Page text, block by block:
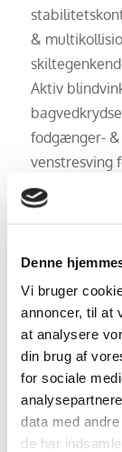
Denne
Vi bruger
annoncer, til at
at analysere
din brug af
for sociale
data med
de har
&
Aktiv
fodgænger-
venstresving
(FCA 2.0),
sensor (LFA
bakspejl,
rat, 60:40
zone,
mellem
afdugning af
ruder i for &